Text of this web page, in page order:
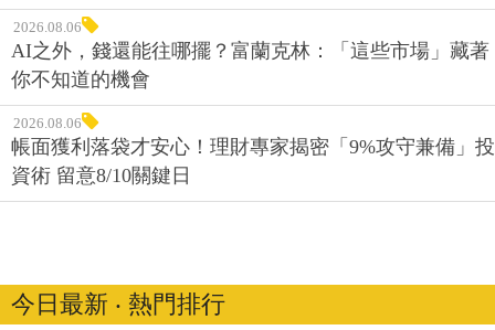
2026.08.06
AI之外，錢還能往哪擺？富蘭克林：「這些市場」藏著
你不知道的機會
2026.08.06
帳面獲利落袋才安心！理財專家揭密「9%攻守兼備」投
資術 留意8/10關鍵日
今日最新 ‧ 熱門排行